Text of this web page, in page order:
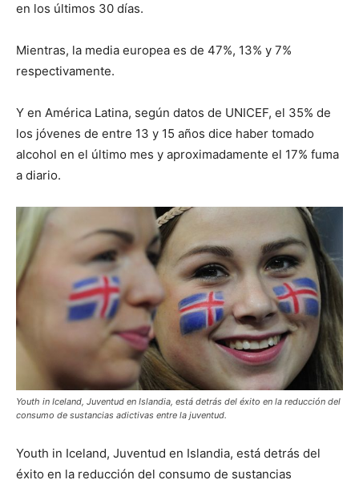
en los últimos 30 días.
Mientras, la media europea es de 47%, 13% y 7%
respectivamente.
Y en América Latina, según datos de UNICEF, el 35% de
los jóvenes de entre 13 y 15 años dice haber tomado
alcohol en el último mes y aproximadamente el 17% fuma
a diario.
Youth in Iceland, Juventud en Islandia, está detrás del éxito en la reducción del
consumo de sustancias adictivas entre la juventud.
Youth in Iceland, Juventud en Islandia, está detrás del
éxito en la reducción del consumo de sustancias